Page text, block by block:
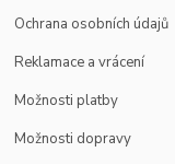
Ochrana osobních údajů
Reklamace a vrácení
Možnosti platby
Možnosti dopravy